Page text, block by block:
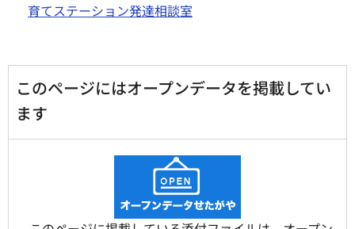
育てステーション発達相談室
このページにはオープンデータを掲載してい
ます